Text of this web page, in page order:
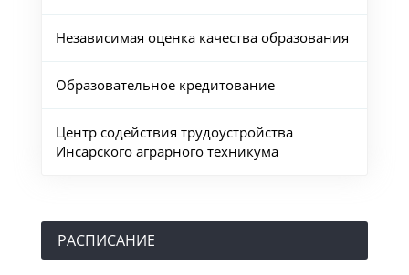
Независимая оценка качества образования
Образовательное кредитование
Центр содействия трудоустройства
Инсарского аграрного техникума
РАСПИСАНИЕ